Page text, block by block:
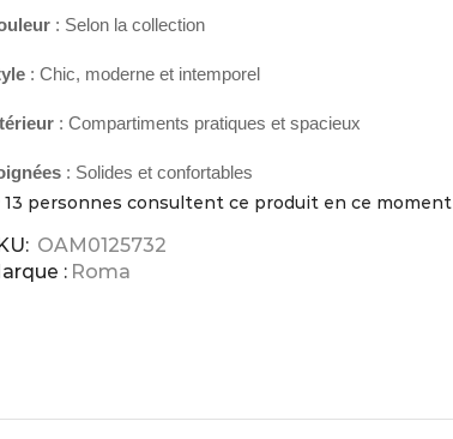
: Selon la collection
: Chic, moderne et intemporel
: Compartiments pratiques et spacieux
: Solides et confortables
13 personnes consultent ce produit en ce moment
OAM0125732
: Roma